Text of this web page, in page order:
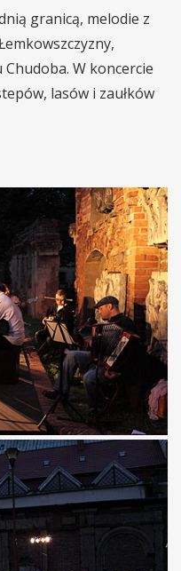
granicą, melodie z
Chudoba. W koncercie
lasów i zaułków